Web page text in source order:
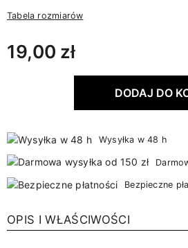
Tabela rozmiarów
19,00 zł
DODAJ DO
Wysyłka w 48 h
Bezpieczne
OPIS I WŁAŚCIWOŚCI